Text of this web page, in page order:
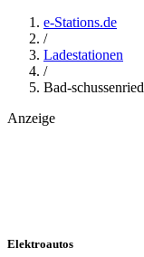
e-Stations.de
/
Ladestationen
/
Bad-schussenried
Anzeige
Elektroautos